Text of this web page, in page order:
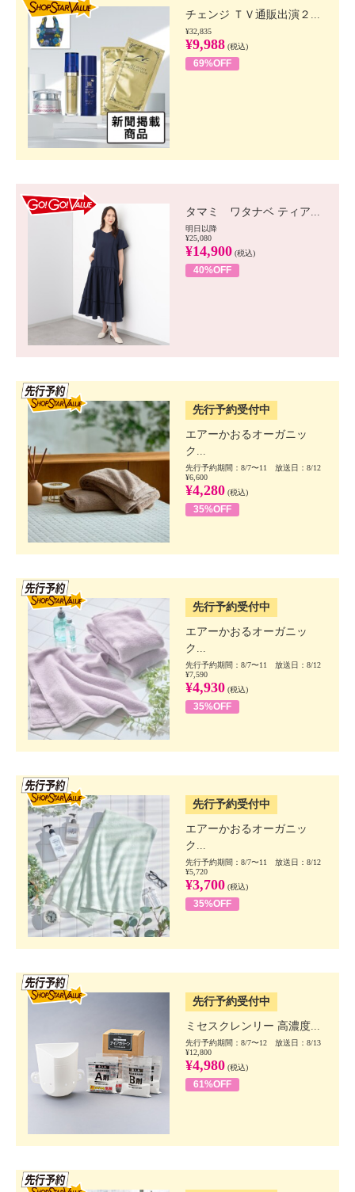
チェンジ ＴＶ通販出演２...
¥32,835
¥9,988 (税込)
69%OFF
タマミ ワタナベ ティア...
明日以降
¥25,080
¥14,900 (税込)
40%OFF
先行予約受付中
エアーかおるオーガニッ
ク...
先行予約期間：8/7〜11 放送日：8/12
¥6,600
¥4,280 (税込)
35%OFF
先行予約受付中
エアーかおるオーガニッ
ク...
先行予約期間：8/7〜11 放送日：8/12
¥7,590
¥4,930 (税込)
35%OFF
先行予約受付中
エアーかおるオーガニッ
ク...
先行予約期間：8/7〜11 放送日：8/12
¥5,720
¥3,700 (税込)
35%OFF
先行予約受付中
ミセスクレンリー 高濃度...
先行予約期間：8/7〜12 放送日：8/13
¥12,800
¥4,980 (税込)
61%OFF